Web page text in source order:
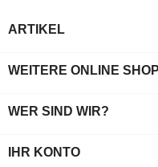
ARTIKEL
WEITERE ONLINE
WER SIND WIR?
IHR KONTO